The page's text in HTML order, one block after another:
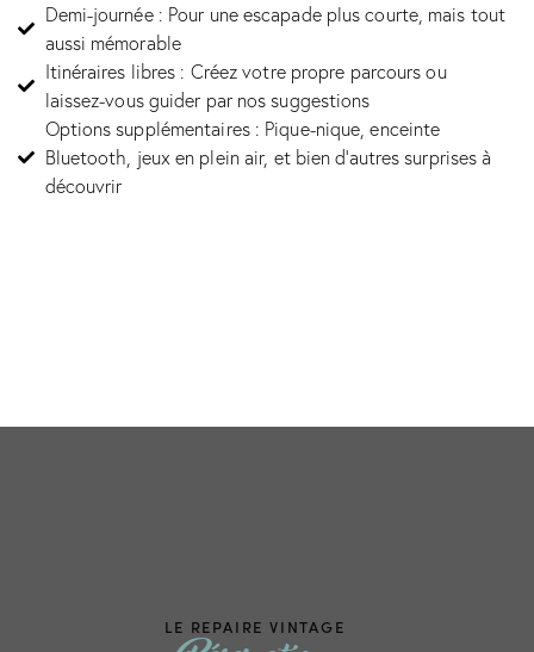
Demi-journée : Pour une escapade plus courte, mais tout
aussi mémorable
Itinéraires libres : Créez votre propre parcours ou
laissez-vous guider par nos suggestions
Options supplémentaires : Pique-nique, enceinte
Bluetooth, jeux en plein air, et bien d’autres surprises à
découvrir
LE REPAIRE VINTAGE